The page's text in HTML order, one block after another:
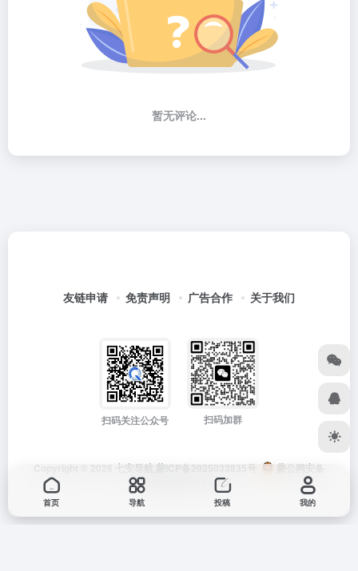
暂无评论...
友链申请 免责声明 广告合作 关于我们
扫码关注公众号 扫码加群
Copyright © 2026 七安导航 蒙ICP备2025033835号
蒙公网安备
15012202000171号
首页 导航 投稿 我的